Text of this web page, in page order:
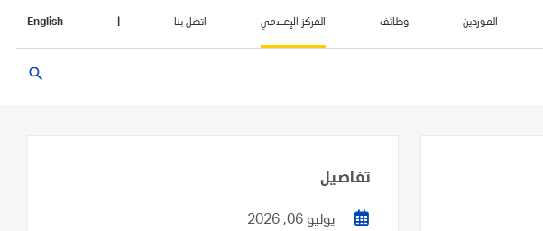
الموردين وظائف المركز الإعلامي اتصل بنا English
search
تفاصيل
يوليو 06, 2026